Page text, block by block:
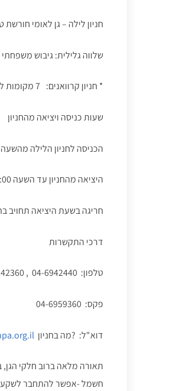
חניון לילה – גן לאומי חורשת
שלווה גלילית: גיבוש
* חניון קרוואנים: 7 מקומות לחניית קרוואנים יש חיבור לחשמל ולמים
שעות כניסה ויציאה מהחניון
הכניסה לחניון הלילה מהשעה 14:00 עד השעה 22:30 לכל המאוחר.
היציאה מהחניון עד השעה 12:00 ביום העזיבה.
חריגה בשעת היציאה תחויב בתוספת תשלום של 50%, מעבר
דרכי התקשרות
טלפון: 04-6942440 , 04-6942360
פקס: 04-6959360
דוא"ל: מה בחניון?
תאורה מלאה ברוב חלקי הגן,